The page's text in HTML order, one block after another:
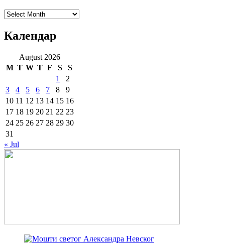
Архиве
Календар
August 2026
M T W T F S
S
1
2
3
4 5 6 7 8
9
10 11 12 13 14 15 16
17 18 19 20 21 22 23
24 25 26 27 28 29 30
31
« Jul